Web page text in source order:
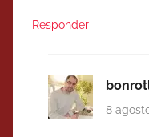
Responder
8